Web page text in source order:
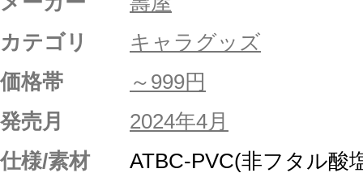
カテゴリ
キャラグッズ
価格帯
～999円
発売月
2024年4月
仕様/素材
ATBC-PVC(非フタル酸